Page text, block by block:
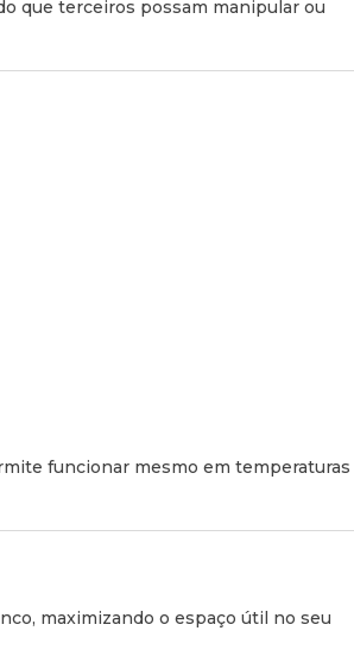
que terceiros possam manipular ou
funcionar mesmo em temperaturas
maximizando o espaço útil no seu